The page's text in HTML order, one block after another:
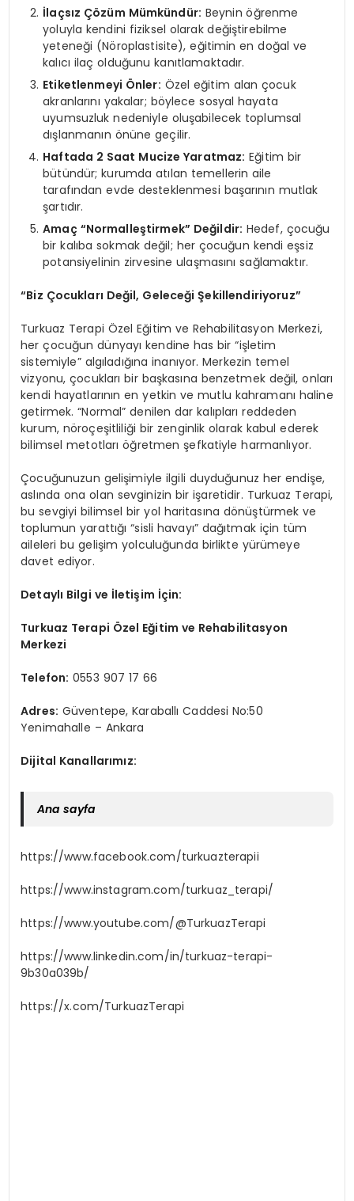
İlaçsız Çözüm Mümkündür: Beynin öğrenme
yoluyla kendini fiziksel olarak değiştirebilme
yeteneği (Nöroplastisite), eğitimin en doğal ve
kalıcı ilaç olduğunu kanıtlamaktadır.
Etiketlenmeyi Önler: Özel eğitim alan çocuk
akranlarını yakalar; böylece sosyal hayata
uyumsuzluk nedeniyle oluşabilecek toplumsal
dışlanmanın önüne geçilir.
Haftada 2 Saat Mucize Yaratmaz: Eğitim bir
bütündür; kurumda atılan temellerin aile
tarafından evde desteklenmesi başarının mutlak
şartıdır.
Amaç “Normalleştirmek” Değildir: Hedef, çocuğu
bir kalıba sokmak değil; her çocuğun kendi eşsiz
potansiyelinin zirvesine ulaşmasını sağlamaktır.
“Biz Çocukları Değil, Geleceği Şekillendiriyoruz”
Turkuaz Terapi Özel Eğitim ve Rehabilitasyon Merkezi,
her çocuğun dünyayı kendine has bir “işletim
sistemiyle” algıladığına inanıyor. Merkezin temel
vizyonu, çocukları bir başkasına benzetmek değil, onları
kendi hayatlarının en yetkin ve mutlu kahramanı haline
getirmek. “Normal” denilen dar kalıpları reddeden
kurum, nöroçeşitliliği bir zenginlik olarak kabul ederek
bilimsel metotları öğretmen şefkatiyle harmanlıyor.
Çocuğunuzun gelişimiyle ilgili duyduğunuz her endişe,
aslında ona olan sevginizin bir işaretidir. Turkuaz Terapi,
bu sevgiyi bilimsel bir yol haritasına dönüştürmek ve
toplumun yarattığı “sisli havayı” dağıtmak için tüm
aileleri bu gelişim yolculuğunda birlikte yürümeye
davet ediyor.
Detaylı Bilgi ve İletişim İçin:
Turkuaz Terapi Özel Eğitim ve Rehabilitasyon
Merkezi
Telefon: 0553 907 17 66
Adres: Güventepe, Karaballı Caddesi No:50
Yenimahalle – Ankara
Dijital Kanallarımız:
Ana sayfa
https://www.facebook.com/turkuazterapii
https://www.instagram.com/turkuaz_terapi/
https://www.youtube.com/@TurkuazTerapi
https://www.linkedin.com/in/turkuaz-terapi-
9b30a039b/
https://x.com/TurkuazTerapi